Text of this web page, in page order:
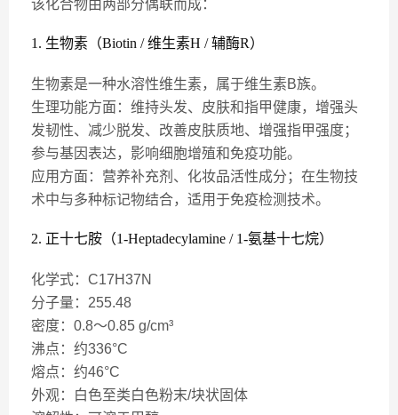
该化合物由两部分偶联而成：
1. 生物素（Biotin / 维生素H / 辅酶R）
生物素是一种水溶性维生素，属于维生素B族。
生理功能方面：维持头发、皮肤和指甲健康，增强头
发韧性、减少脱发、改善皮肤质地、增强指甲强度；
参与基因表达，影响细胞增殖和免疫功能。
应用方面：营养补充剂、化妆品活性成分；在生物技
术中与多种标记物结合，适用于免疫检测技术。
2. 正十七胺（1-Heptadecylamine / 1-氨基十七烷）
化学式：C17H37N
分子量：255.48
密度：0.8～0.85 g/cm³
沸点：约336°C
熔点：约46°C
外观：白色至类白色粉末/块状固体